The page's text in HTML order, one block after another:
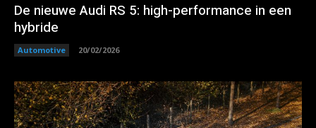
De nieuwe Audi RS 5: high-performance in een
hybride
Automotive 20/02/2026